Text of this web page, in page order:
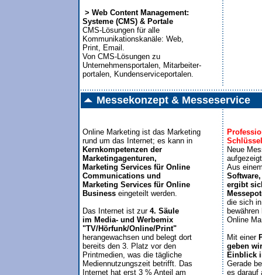
> Web Content Management:
Systeme (CMS) & Portale
CMS-Lösungen für alle
Kommunikationskanäle: Web,
Print, Email.
Von CMS-Lösungen zu
Unternehmensportalen, Mitarbeiter-
portalen, Kundenserviceportalen.
Messekonzept & Messeservice
Online Marketing ist das Marketing
rund um das Internet; es kann in
Kernkompetenzen der
Marketingagenturen,
Marketing Services für Online
Communications und
Marketing Services für Online
Business eingeteilt werden.
Das Internet ist zur 4. Säule
im Media- und Werbemix
"TV/Hörfunk/Online/Print"
herangewachsen und belegt dort
bereits den 3. Platz vor den
Printmedien, was die tägliche
Mediennutzungszeit betrifft. Das
Internet hat erst 3 % Anteil am
Neue
Aus
ergibt
die sich
Online
Mit einer
geben
Einblick
Gerade
es darauf